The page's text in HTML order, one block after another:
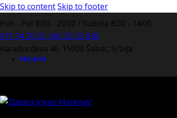
Skip to contentSkip to footer
Pon - Pet 8:00 - 20:00 / Subota 8:00 - 14:00
015 34 35 25, 065 20 25 638
Karađorđeva 46, 15000 Šabac, Srbija
PRIJAVA